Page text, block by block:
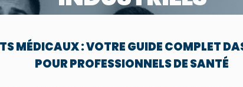
MÉDICAUX : VOTRE GUIDE COMPLET
POUR PROFESSIONNELS DE SANTÉ